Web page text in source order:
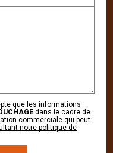
que les informations
dans le cadre de
commerciale qui peut
notre politique de